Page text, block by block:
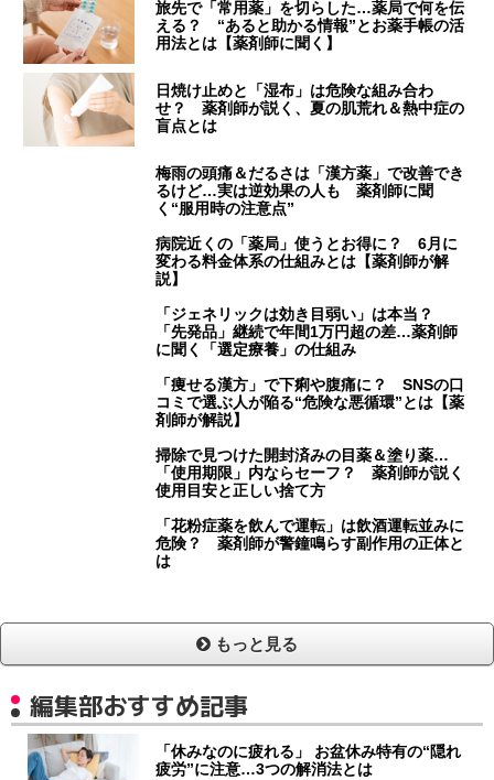
旅先で「常用薬」を切らした…薬局で何を伝
える？ “あると助かる情報”とお薬手帳の活
用法とは【薬剤師に聞く】
日焼け止めと「湿布」は危険な組み合わ
せ？ 薬剤師が説く、夏の肌荒れ＆熱中症の
盲点とは
梅雨の頭痛＆だるさは「漢方薬」で改善でき
るけど…実は逆効果の人も 薬剤師に聞
く“服用時の注意点”
病院近くの「薬局」使うとお得に？ 6月に
変わる料金体系の仕組みとは【薬剤師が解
説】
「ジェネリックは効き目弱い」は本当？
「先発品」継続で年間1万円超の差…薬剤師
に聞く「選定療養」の仕組み
「痩せる漢方」で下痢や腹痛に？ SNSの口
コミで選ぶ人が陥る“危険な悪循環”とは【薬
剤師が解説】
掃除で見つけた開封済みの目薬＆塗り薬…
「使用期限」内ならセーフ？ 薬剤師が説く
使用目安と正しい捨て方
「花粉症薬を飲んで運転」は飲酒運転並みに
危険？ 薬剤師が警鐘鳴らす副作用の正体と
は
もっと見る
編集部おすすめ記事
「休みなのに疲れる」 お盆休み特有の“隠れ
疲労”に注意…3つの解消法とは